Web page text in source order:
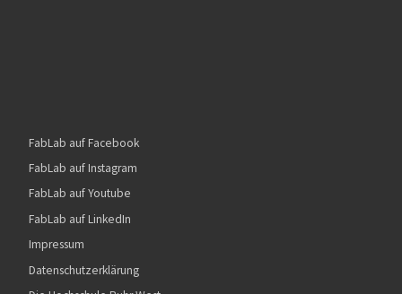
FabLab auf Facebook
FabLab auf Instagram
FabLab auf Youtube
FabLab auf LinkedIn
Impressum
Datenschutzerklärung